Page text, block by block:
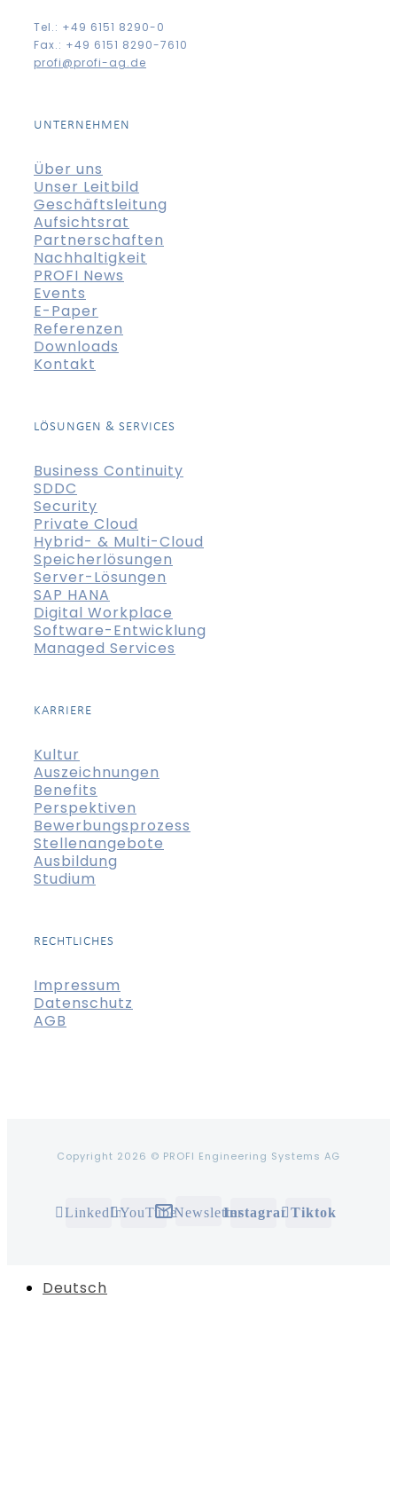
Tel.: +49 6151 8290-0
Fax.: +49 6151 8290-7610
profi@profi-ag.de
UNTERNEHMEN
Über uns
Unser Leitbild
Geschäftsleitung
Aufsichtsrat
Partnerschaften
Nachhaltigkeit
PROFI News
Events
E-Paper
Referenzen
Downloads
Kontakt
LÖSUNGEN & SERVICES
Business Continuity
SDDC
Security
Private Cloud
Hybrid- & Multi-Cloud
Speicherlösungen
Server-Lösungen
SAP HANA
Digital Workplace
Software-Entwicklung
Managed Services
KARRIERE
Kultur
Auszeichnungen
Benefits
Perspektiven
Bewerbungsprozess
Stellenangebote
Ausbildung
Studium
RECHTLICHES
Impressum
Datenschutz
AGB
Copyright 2026 © PROFI Engineering Systems AG
LinkedInYouTubeNewsletterInstagramTiktok
Deutsch